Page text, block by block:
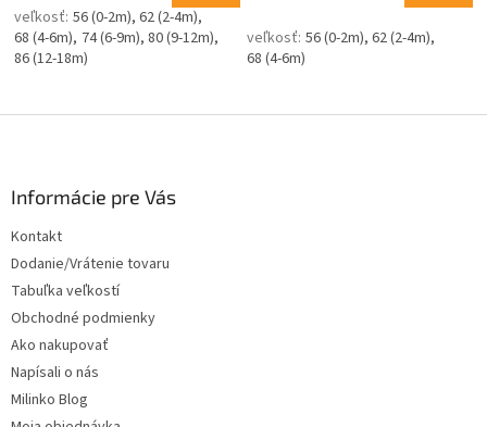
56 (0-2m) 62 (2-4m)
68 (4-6m) 74 (6-9m) 80 (9-12m)
86 (12-18m)
56 (0-2m) 62 (2-4m)
68 (4-6m)
Informácie pre Vás
Kontakt
Dodanie/Vrátenie tovaru
Tabuľka veľkostí
Obchodné podmienky
Ako nakupovať
Napísali o nás
Milinko Blog